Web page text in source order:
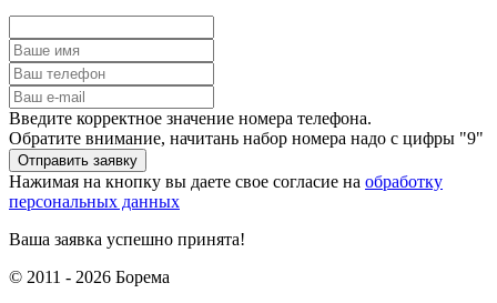
Введите корректное значение номера телефона.
Обратите внимание, начитань набор номера надо с цифры "9"
Нажимая на кнопку вы даете свое согласие на обработку
персональных данных
Ваша заявка успешно принята!
© 2011 - 2026 Борема